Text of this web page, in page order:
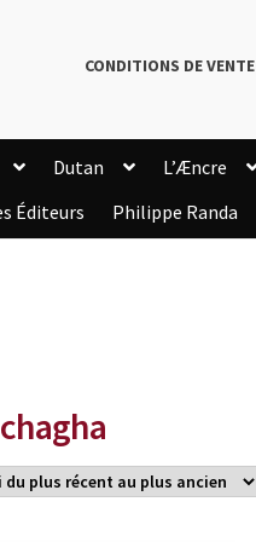
CONDITIONS DE VENTE
Dutan L’Æncre
Éditeurs Philippe Randa